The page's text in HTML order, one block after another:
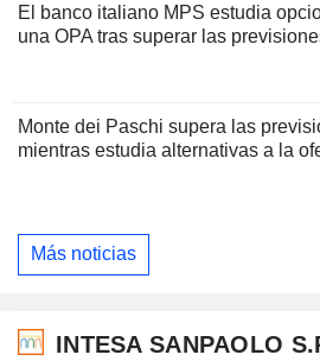
El banco italiano MPS estudia
una OPA tras superar las
Monte dei Paschi supera las
mientras estudia alternativas a la
Más noticias
INTESA SANPAOLO